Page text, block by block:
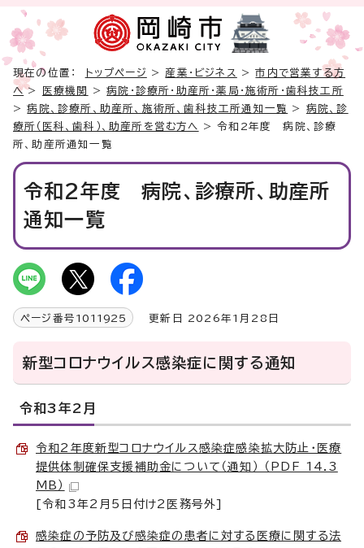
現在の位置： トップページ > 産業・ビジネス >市内で営業する方
へ> 医療機関 >病院・診療所・助産所・薬局・施術所・歯科技工所
>病院、診療所、助産所、施術所、歯科技工所通知一覧 > 病院、診
療所（医科、歯科）、助産所を営む方へ
> 令和2年度 病院、診療
所、助産所通知一覧
令和2年度 病院、診療所、助産所
通知一覧
ページ番号 1011925 更新日 2026年1月28日
新型コロナウイルス感染症に関する通知
令和3年2月
令和2年度新型コロナウイルス感染症感染拡大防止・医療
提供体制確保支援補助金について（通知） （PDF 14.3
MB）
[令和3年2月5日付け2医務号外]
感染症の予防及び感染症の患者に対する医療に関する法